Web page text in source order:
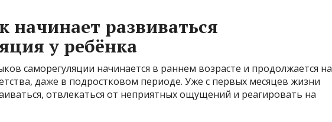
начинает развиваться
у ребёнка
саморегуляции начинается в раннем возрасте и продолжается на
даже в подростковом периоде. Уже с первых месяцев жизни
отвлекаться от неприятных ощущений и реагировать на